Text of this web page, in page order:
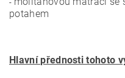
-
potahem
Hlavní přednosti tohoto